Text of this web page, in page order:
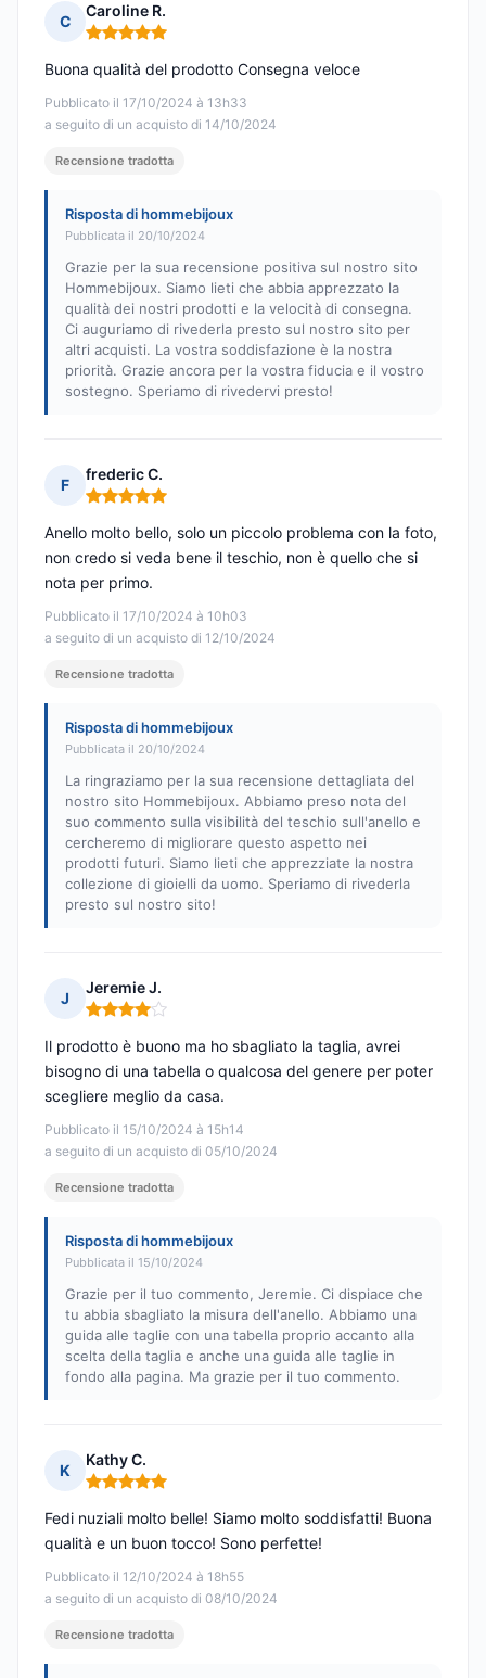
C
Caroline R.
Nota: 5 su 5
Pubblicato il 17/10/2024 à 13h33
a seguito di un acquisto di 14/10/2024
Buona qualità del prodotto Consegna veloce
Recensione tradotta
Risposta di hommebijoux
Pubblicata il 20/10/2024
Grazie per la sua recensione positiva sul nostro sito
Hommebijoux. Siamo lieti che abbia apprezzato la
qualità dei nostri prodotti e la velocità di consegna.
Ci auguriamo di rivederla presto sul nostro sito per
altri acquisti. La vostra soddisfazione è la nostra
priorità. Grazie ancora per la vostra fiducia e il vostro
sostegno. Speriamo di rivedervi presto!
F
frederic C.
Nota: 5 su 5
Pubblicato il 17/10/2024 à 10h03
a seguito di un acquisto di 12/10/2024
Anello molto bello, solo un piccolo problema con la foto,
non credo si veda bene il teschio, non è quello che si
nota per primo.
Recensione tradotta
Risposta di hommebijoux
Pubblicata il 20/10/2024
La ringraziamo per la sua recensione dettagliata del
nostro sito Hommebijoux. Abbiamo preso nota del
suo commento sulla visibilità del teschio sull'anello e
cercheremo di migliorare questo aspetto nei
prodotti futuri. Siamo lieti che apprezziate la nostra
collezione di gioielli da uomo. Speriamo di rivederla
presto sul nostro sito!
J
Jeremie J.
Nota: 4 su 5
Pubblicato il 15/10/2024 à 15h14
a seguito di un acquisto di 05/10/2024
Il prodotto è buono ma ho sbagliato la taglia, avrei
bisogno di una tabella o qualcosa del genere per poter
scegliere meglio da casa.
Recensione tradotta
Risposta di hommebijoux
Pubblicata il 15/10/2024
Grazie per il tuo commento, Jeremie. Ci dispiace che
tu abbia sbagliato la misura dell'anello. Abbiamo una
guida alle taglie con una tabella proprio accanto alla
scelta della taglia e anche una guida alle taglie in
fondo alla pagina. Ma grazie per il tuo commento.
K
Kathy C.
Nota: 5 su 5
Pubblicato il 12/10/2024 à 18h55
a seguito di un acquisto di 08/10/2024
Fedi nuziali molto belle! Siamo molto soddisfatti! Buona
qualità e un buon tocco! Sono perfette!
Recensione tradotta